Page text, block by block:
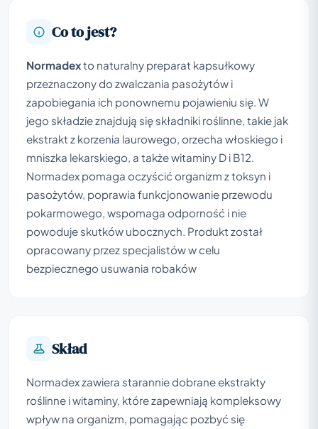
Co to jest?
Normadexto naturalny preparat kapsułkowy
przeznaczony do zwalczania pasożytów i
zapobiegania ich ponownemu pojawieniu się. W
jego składzie znajdują się składniki roślinne, takie jak
ekstrakt z korzenia laurowego, orzecha włoskiego i
mniszka lekarskiego, a także witaminy D i B12.
Normadex pomaga oczyścić organizm z toksyn i
pasożytów, poprawia funkcjonowanie przewodu
pokarmowego, wspomaga odporność i nie
powoduje skutków ubocznych. Produkt został
opracowany przez specjalistów w celu
bezpiecznego usuwania robaków
Skład
Normadex zawiera starannie dobrane ekstrakty
roślinne i witaminy, które zapewniają kompleksowy
wpływ na organizm, pomagając pozbyć się